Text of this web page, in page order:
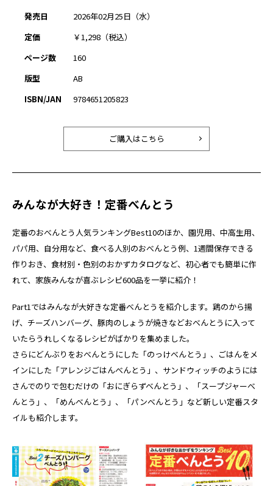
発売日
2026年02月25日（水）
定価
￥1,298（税込）
ページ数
160
版型
AB
ISBN/JAN
9784651205823
ご購入はこちら
みんなが大好き！定番べんとう
定番のおべんとう人気ランキングBest10のほか、園児用、中高生用、
パパ用、自分用など、食べる人別のおべんとう例、1週間保存できる
作りおき、食材別・色別のおかずカタログなど、初心者でも簡単に作
れて、家族みんなが喜ぶレシピ600品を一挙に紹介！
Part1ではみんなが大好きな定番べんとうを紹介します。鶏のから揚
げ、チーズハンバーグ、豚肉のしょうが焼きなどおべんとうに入って
いたらうれしくなるレシピがばかりを集めました。
さらにどんぶりをおべんとうにした「のっけべんとう」、ごはんをメ
インにした「アレンジごはんべんとう」、サンドウィッチのようには
さんでのりで包むだけの「おにぎらずべんとう」、「スープジャーべ
んとう」、「めんべんとう」、「パンべんとう」など新しい定番スタ
イルも紹介します。